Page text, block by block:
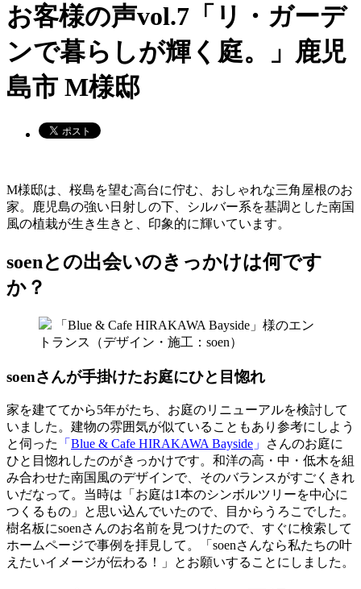
お客様の声vol.7「リ・ガーデ
ンで暮らしが輝く庭。」鹿児
島市 M様邸
M様邸は、桜島を望む高台に佇む、おしゃれな三角屋根のお
家。鹿児島の強い日射しの下、シルバー系を基調とした南国
風の植栽が生き生きと、印象的に輝いています。
soenとの出会いのきっかけは何です
か？
「Blue & Cafe HIRAKAWA Bayside」様のエン
トランス（デザイン・施工：soen）
soenさんが手掛けたお庭にひと目惚れ
家を建ててから5年がたち、お庭のリニューアルを検討して
いました。建物の雰囲気が似ていることもあり参考にしよう
と伺った
「 Blue & Cafe HIRAKAWA Bayside 」
さんのお庭に
ひと目惚れしたのがきっかけです。和洋の高・中・低木を組
み合わせた南国風のデザインで、そのバランスがすごくきれ
いだなって。当時は「お庭は1本のシンボルツリーを中心に
つくるもの」と思い込んでいたので、目からうろこでした。
樹名板にsoenさんのお名前を見つけたので、すぐに検索して
ホームページで事例を拝見して。「soenさんなら私たちの叶
えたいイメージが伝わる！」とお願いすることにしました。